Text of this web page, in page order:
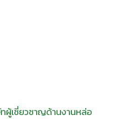
ผู้เชี่ยวชาญด้านงานหล่อ